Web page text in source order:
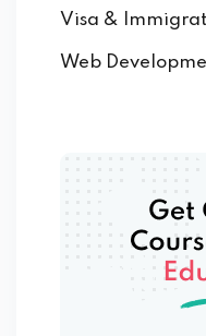
Visa &
Web